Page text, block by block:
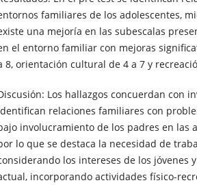
familiares de los adolescentes,
una mejoría en las subescalas
el entorno familiar con mejoras
8, orientación cultural de 4 a 7 y
Los hallazgos concuerdan con
relaciones familiares con
involucramiento de los padres en las
lo que se destaca la necesidad de
los intereses de los jóvenes
incorporando actividades físico-